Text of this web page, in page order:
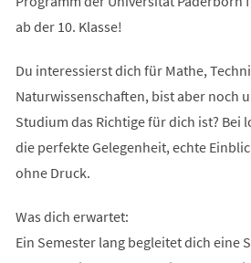
ab der 10. Klasse!
Du interessierst dich für Mathe,
Naturwissenschaften, bist aber noch
Studium das Richtige für dich ist? Bei
die perfekte Gelegenheit, echte
ohne Druck.
Was dich erwartet:
Ein Semester lang begleitet dich eine